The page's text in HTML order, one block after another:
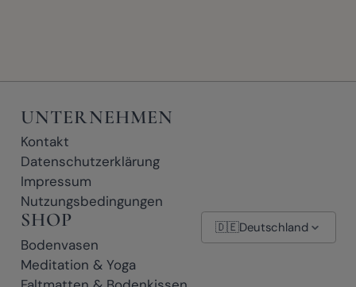
UNTERNEHMEN
Kontakt
Datenschutzerklärung
Impressum
Nutzungsbedingungen
SHOP
Bodenvasen
Meditation & Yoga
🇩🇪Deutschland